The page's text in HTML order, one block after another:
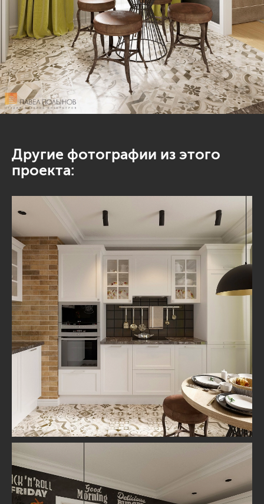
Другие фотографии из этого
проекта: